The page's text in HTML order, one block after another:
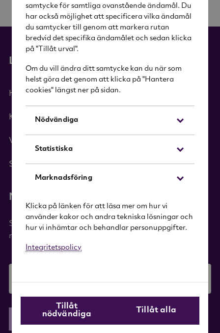
samtycke för samtliga ovanstående ändamål. Du
har också möjlighet att specificera vilka ändamål
du samtycker till genom att markera rutan
bredvid det specifika ändamålet och sedan klicka
på "Tillåt urval".
Om du vill ändra ditt samtycke kan du när som
helst göra det genom att klicka på "Hantera
cookies" längst ner på sidan.
Nödvändiga
Statistiska
Marknadsföring
Klicka på länken för att läsa mer om hur vi
använder kakor och andra tekniska lösningar och
hur vi inhämtar och behandlar personuppgifter.
Integritetspolicy
Tillåt
nödvändiga
Tillåt alla
Länkar
Hem
Kategorier
Varumärken
Sök i sortimentet
Nyhetsbrev
Signa upp dig på vårt nyhetsbrev och få 20%
rabatt på ditt första köp!
Skicka